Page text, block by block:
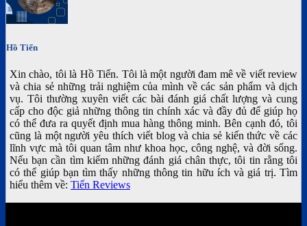
Hồ Tiến
Xin chào, tôi là Hồ Tiến. Tôi là một người đam mê về viết review
và chia sẻ những trải nghiệm của mình về các sản phẩm và dịch
vụ. Tôi thường xuyên viết các bài đánh giá chất lượng và cung
cấp cho độc giả những thông tin chính xác và đầy đủ để giúp họ
có thể đưa ra quyết định mua hàng thông minh. Bên cạnh đó, tôi
cũng là một người yêu thích viết blog và chia sẻ kiến thức về các
lĩnh vực mà tôi quan tâm như khoa học, công nghệ, và đời sống.
Nếu bạn cần tìm kiếm những đánh giá chân thực, tôi tin rằng tôi
có thể giúp bạn tìm thấy những thông tin hữu ích và giá trị. Tìm
hiểu thêm về: Tiến Reviews